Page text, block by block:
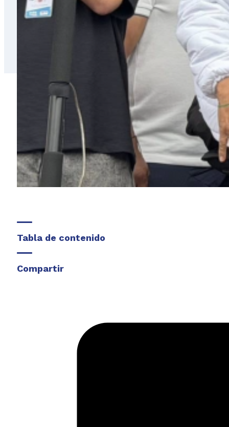
Tabla de contenido
Compartir